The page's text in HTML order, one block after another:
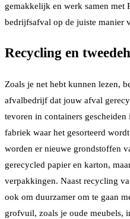
gemakkelijk en werk samen met
bedrijfsafval op de juiste manier
Recycling en
Zoals je net hebt kunnen lezen,
afvalbedrijf dat jouw afval
tevoren in containers
fabriek waar het gesorteerd
worden er nieuwe grondstoffen
gerecycled papier en karton,
verpakkingen. Naast recycling
ook om duurzamer om te gaan
grofvuil, zoals je oude meubels,